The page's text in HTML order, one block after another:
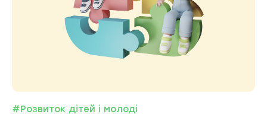
#Розвиток дітей і молоді